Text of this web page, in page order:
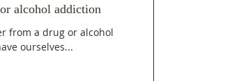
alcohol addiction
from a drug or alcohol
ourselves...